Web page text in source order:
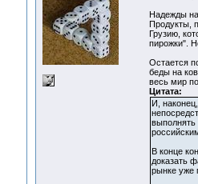
Надежды
Продукты,
Грузию,
пирожки".
Остается
беды на
весь мир
Цитата:
И,
выполнять
В конце
доказать
рынке уже